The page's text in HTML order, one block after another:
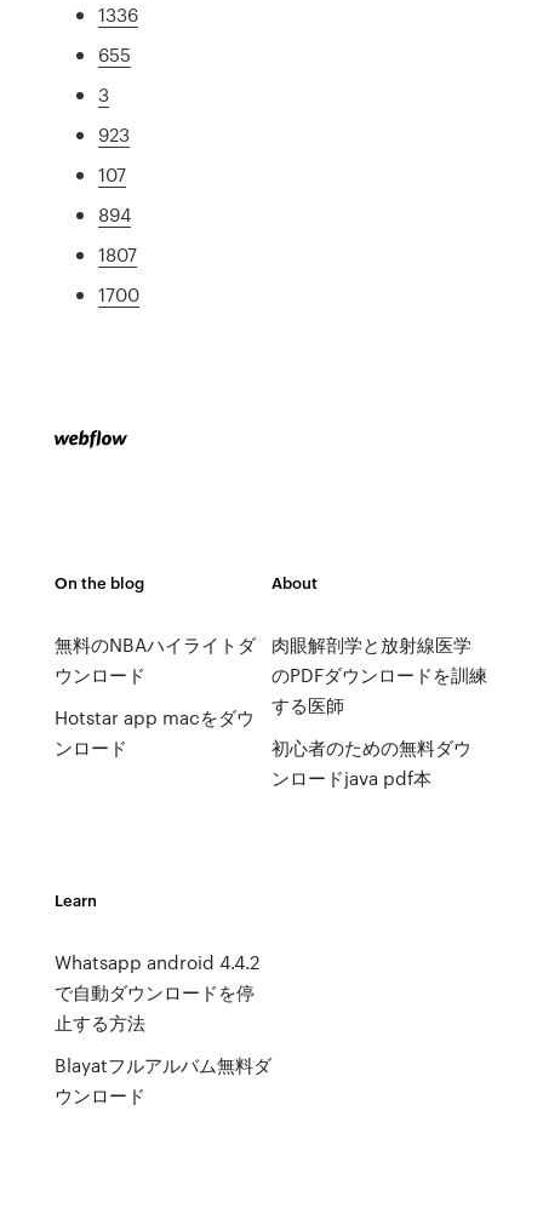
1336
655
3
923
107
894
1807
1700
On the blog
無料のNBAハイライトダ
ウンロード
Hotstar app macをダウ
ンロード
About
肉眼解剖学と放射線医学
のPDFダウンロードを訓練
する医師
初心者のための無料ダウ
ンロードjava pdf本
Learn
Whatsapp android 4.4.2
で自動ダウンロードを停
止する方法
Blayatフルアルバム無料ダ
ウンロード